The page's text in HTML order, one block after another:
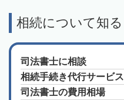
相続について知る
司法書士に相談
相続手続き代行サービス
司法書士の費用相場